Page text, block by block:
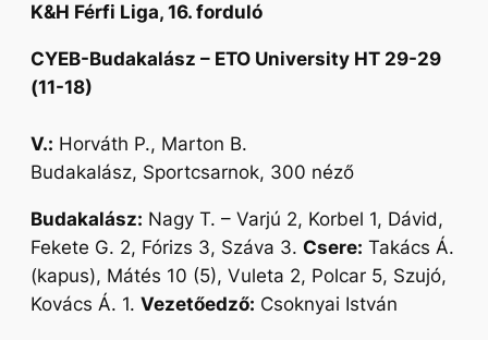
K&H Férfi Liga, 16. forduló
CYEB-Budakalász – ETO University HT 29-29
(11-18)
V.: Horváth P., Marton B.
Budakalász, Sportcsarnok, 300 néző
Budakalász: Nagy T. – Varjú 2, Korbel 1, Dávid,
Fekete G. 2, Fórizs 3, Száva 3. Csere: Takács Á.
(kapus), Mátés 10 (5), Vuleta 2, Polcar 5, Szujó,
Kovács Á. 1. Vezetőedző: Csoknyai István